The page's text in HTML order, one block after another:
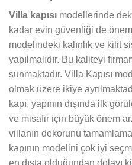
Villa kapısı modellerinde
kadar evin güvenliği de
modelindeki kalınlık ve kilit
yapılmalıdır. Bu kaliteyi
sunmaktadır. Villa Kapısı
olmak üzere ikiye
kapı, yapının dışında ilk
ve misafir için büyük önem
villanın dekorunu
kapının modelini çok iyi